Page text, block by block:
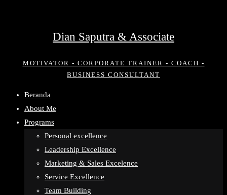
Dian Saputra & Associate
MOTIVATOR - CORPORATE TRAINER - COACH -
BUSINESS CONSULTANT
Beranda
About Me
Programs
Personal excellence
Leadership Excellence
Marketing & Sales Excelence
Service Excellence
Team Building